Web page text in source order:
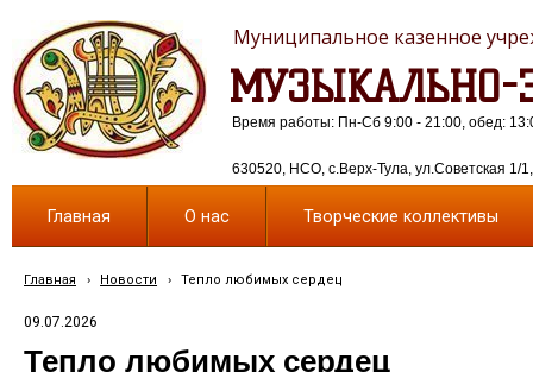
МУЗЫКАЛЬНО-
Муниципальное казенное
630520, НСО, с.Верх-Тула, ул.Советская 1/
Время работы: Пн-Сб 9:00 - 21:00, обед:
Главная О нас Творческие коллективы
Главная › Новости › Тепло любимых сердец
09.07.2026
Тепло любимых сердец